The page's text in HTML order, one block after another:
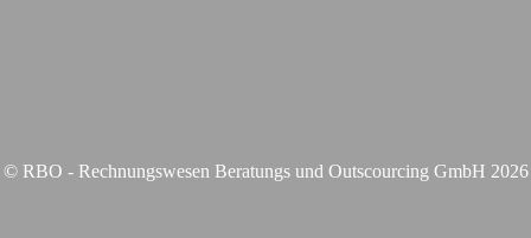
© RBO - Rechnungswesen Beratungs und Outscourcing GmbH 2026